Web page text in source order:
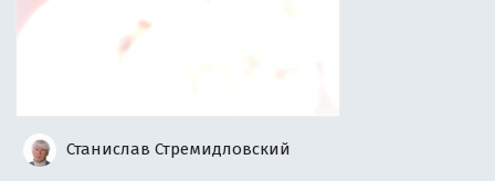
Станислав Стремидловский